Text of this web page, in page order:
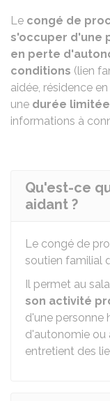
Le congé de
s'occuper d'une
en perte
conditions (lien
aidée, résidence
une durée limitée
informations à
Qu'est-ce
aidant ?
Le congé de
soutien familial
Il permet au
son activité
d'une personne
d'autonomie ou
entretient des